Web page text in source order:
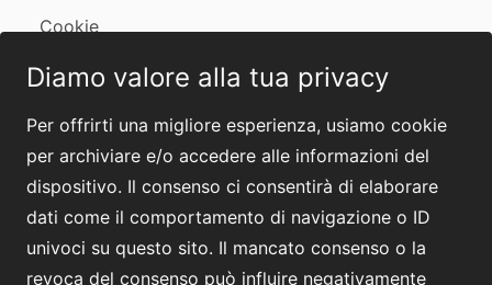
Cookie
Revoca consensi
byanawim
Diamo valore alla tua privacy
Per offrirti una migliore esperienza, usiamo cookie
per archiviare e/o accedere alle informazioni del
dispositivo. Il consenso ci consentirà di elaborare
dati come il comportamento di navigazione o ID
univoci su questo sito. Il mancato consenso o la
revoca del consenso può influire negativamente